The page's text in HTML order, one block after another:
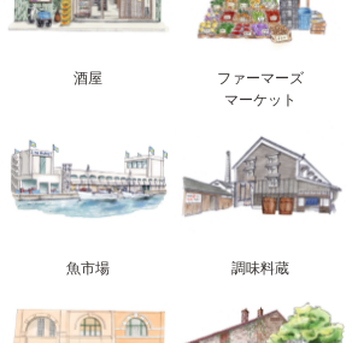
酒屋
ファーマーズ
マーケット
魚市場 調味料蔵